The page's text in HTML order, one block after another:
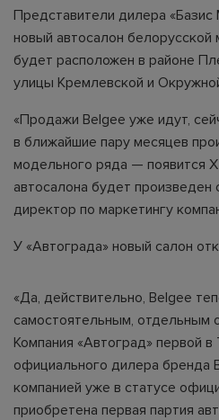
Представители дилера «Базис
новый автосалон
будет расположен в районе
улицы Кремлевской и
«Продажи Belgee уже идут,
в ближайшие пару месяцев
модельного ряда — появится
автосалона будет
директор по маркетингу
У «Автограда» новый салон
«Да, действительно, Belgee
самостоятельным, отдельным
Компания «Автоград» первой
официального дилера бренда
компанией уже в статусе
приобретена первая партия